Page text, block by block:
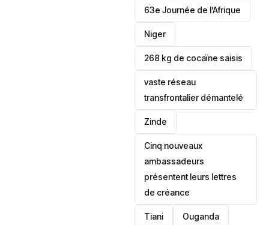
63e Journée de l’Afrique
‎Niger
268 kg de cocaïne saisis
vaste réseau
transfrontalier démantelé
Zinde
Cinq nouveaux
ambassadeurs
présentent leurs lettres
de créance
Tiani ‎Ouganda